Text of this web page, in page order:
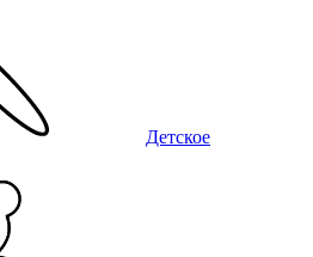
Детское